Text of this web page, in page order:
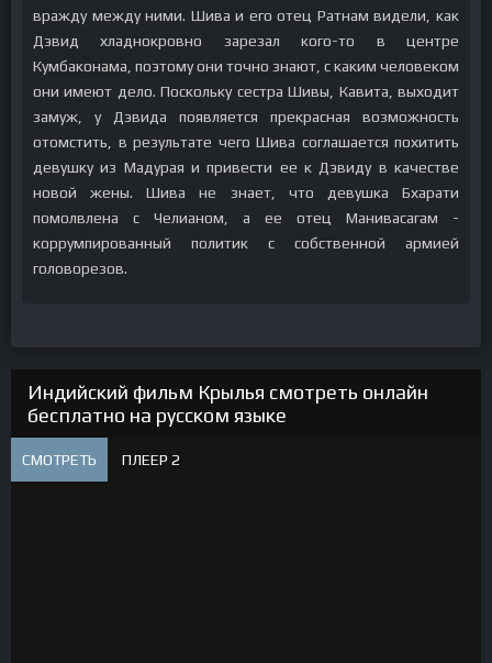
вражду между ними. Шива и его отец Ратнам видели, как
Дэвид хладнокровно зарезал кого-то в центре
Кумбаконама, поэтому они точно знают, с каким человеком
они имеют дело. Поскольку сестра Шивы, Кавита, выходит
замуж, у Дэвида появляется прекрасная возможность
отомстить, в результате чего Шива соглашается похитить
девушку из Мадурая и привести ее к Дэвиду в качестве
новой жены. Шива не знает, что девушка Бхарати
помолвлена с Челианом, а ее отец Манивасагам -
коррумпированный политик с собственной армией
головорезов.
Индийский фильм Крылья смотреть онлайн
бесплатно на русском языке
СМОТРЕТЬ ПЛЕЕР 2